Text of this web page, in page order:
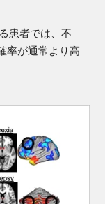
患者では、不
率が通常より高